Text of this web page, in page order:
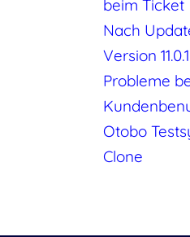
beim Ticket
Nach
Version
Probleme
Otobo
Clone